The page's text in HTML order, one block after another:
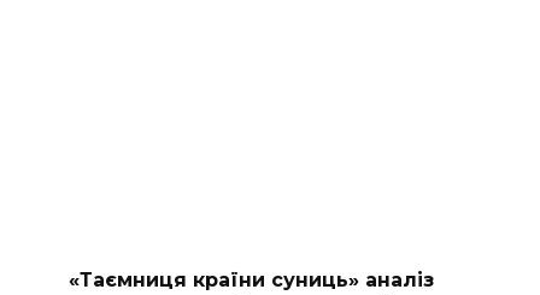
«Таємниця країни суниць» аналіз